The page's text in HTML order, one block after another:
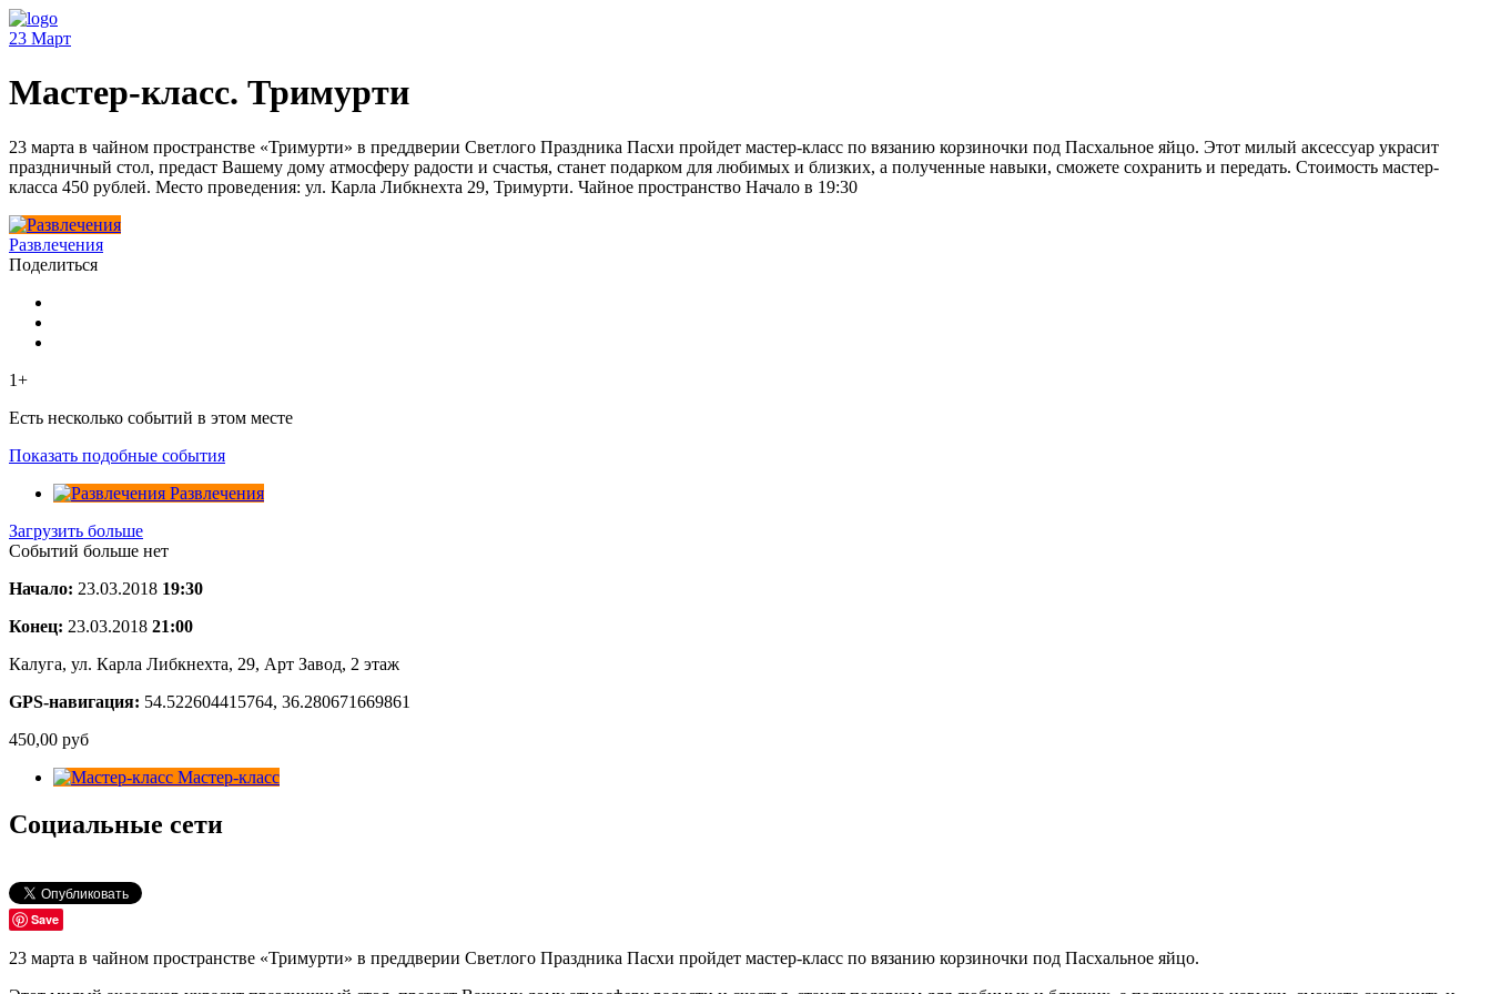
23 Март
Мастер-класс. Тримурти
23 марта в чайном пространстве «Тримурти» в преддверии Светлого Праздника Пасхи пройдет мастер-класс по вязанию корзиночки под Пасхальное яйцо. Этот милый аксессуар украсит
праздничный стол, предаст Вашему дому атмосферу радости и счастья, станет подарком для любимых и близких, а полученные навыки, сможете сохранить и передать. Стоимость мастер-
класса 450 рублей. Место проведения: ул. Карла Либкнехта 29, Тримурти. Чайное пространство Начало в 19:30
Развлечения
Поделиться
1+
Есть несколько событий в этом месте
Показать подобные события
Развлечения
Загрузить больше
Событий больше нет
Начало: 23.03.2018 19:30
Конец: 23.03.2018 21:00
Калуга, ул. Карла Либкнехта, 29, Арт Завод, 2 этаж
GPS-навигация: 54.522604415764, 36.280671669861
450,00 руб
Мастер-класс
Социальные сети
Save
23 марта в чайном пространстве «Тримурти» в преддверии Светлого Праздника Пасхи пройдет мастер-класс по вязанию корзиночки под Пасхальное яйцо.